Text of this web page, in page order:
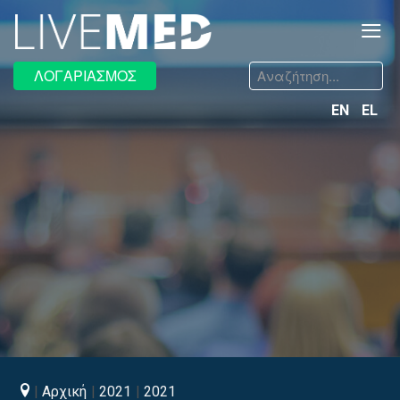
≡
ΛΟΓΑΡΙΑΣΜΟΣ Αναζήτηση...
EN EL
Αρχική 2021 2021